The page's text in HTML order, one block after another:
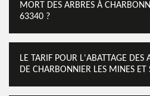
MORT DES ARBRES À
63340 ?
LE TARIF POUR L'ABATTAGE DES
DE CHARBONNIER LES MINES ET